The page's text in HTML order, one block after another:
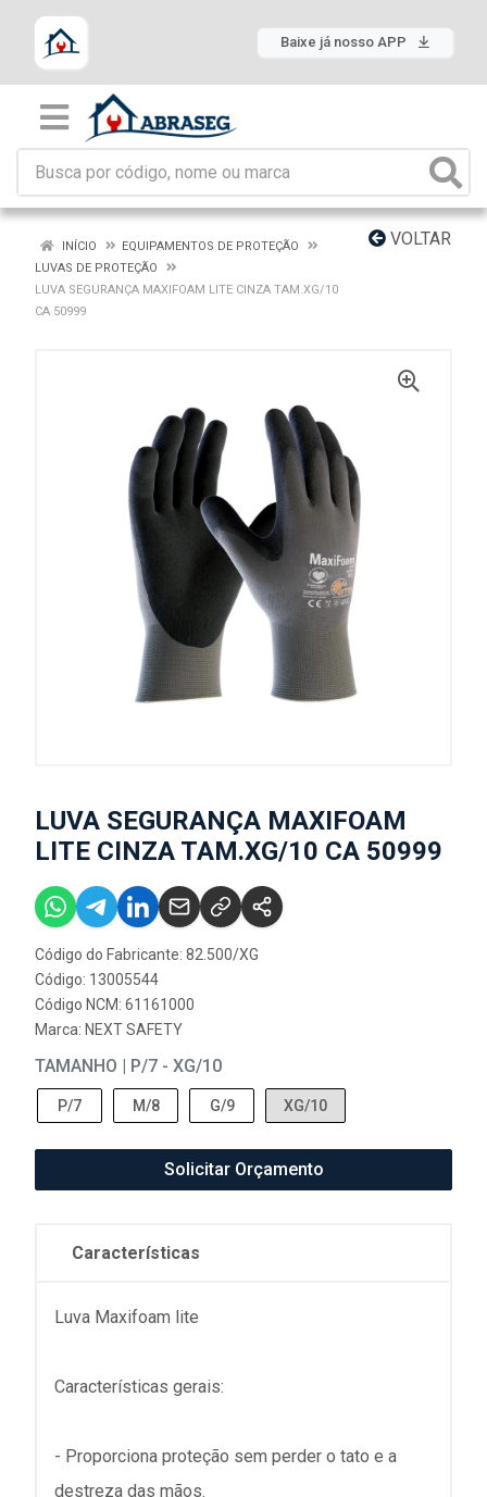
Baixe já nosso APP
VOLTAR
INÍCIO
EQUIPAMENTOS DE PROTEÇÃO
LUVAS DE PROTEÇÃO
LUVA SEGURANÇA MAXIFOAM LITE CINZA TAM.XG/10
CA 50999
LUVA SEGURANÇA MAXIFOAM
LITE CINZA TAM.XG/10 CA 50999
Código do Fabricante: 82.500/XG
Código: 13005544
Código NCM: 61161000
Marca: NEXT SAFETY
TAMANHO | P/7 - XG/10
P/7 M/8 G/9 XG/10
Solicitar Orçamento
Características
Luva Maxifoam lite
Características gerais:
- Proporciona proteção sem perder o tato e a
destreza das mãos.